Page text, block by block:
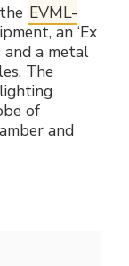
EVML-
an ‘Ex
and a metal
The
of
and